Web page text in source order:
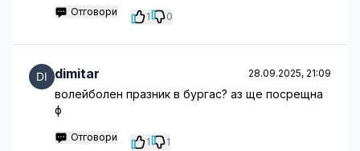
Отговори 1 0
dimitar 28.09.2025, 21:09
волейболен празник в бургас? аз ще посрещна
ф
Отговори 1 1